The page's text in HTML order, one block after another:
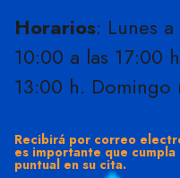
Horarios: Lunes
10:00 a las 17:00
13:00 h. Domingo
Recibirá por correo
es importante que
puntual en su cita.